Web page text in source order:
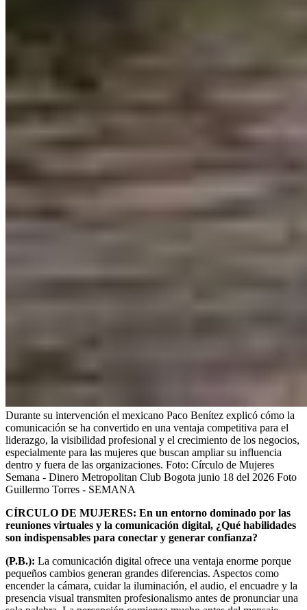
Durante su intervención el mexicano Paco Benítez explicó cómo la
comunicación se ha convertido en una ventaja competitiva para el
liderazgo, la visibilidad profesional y el crecimiento de los negocios,
especialmente para las mujeres que buscan ampliar su influencia
dentro y fuera de las organizaciones. Foto: Círculo de Mujeres
Semana - Dinero Metropolitan Club Bogota junio 18 del 2026 Foto
Guillermo Torres - SEMANA
CÍRCULO DE MUJERES: En un entorno dominado por las
reuniones virtuales y la comunicación digital, ¿Qué habilidades
son indispensables para conectar y generar confianza?
(P.B.): La comunicación digital ofrece una ventaja enorme porque
pequeños cambios generan grandes diferencias. Aspectos como
encender la cámara, cuidar la iluminación, el audio, el encuadre y la
presencia visual transmiten profesionalismo antes de pronunciar una